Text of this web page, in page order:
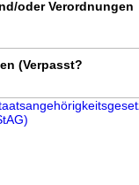
oder Verordnungen
(Verpasst?